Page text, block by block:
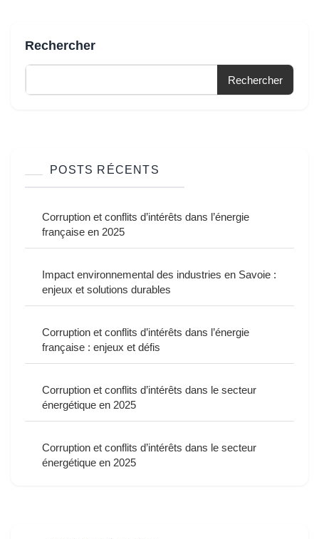
Rechercher
Rechercher
POSTS RÉCENTS
Corruption et conflits d’intérêts dans l’énergie
française en 2025
Impact environnemental des industries en Savoie :
enjeux et solutions durables
Corruption et conflits d’intérêts dans l’énergie
française : enjeux et défis
Corruption et conflits d’intérêts dans le secteur
énergétique en 2025
Corruption et conflits d’intérêts dans le secteur
énergétique en 2025